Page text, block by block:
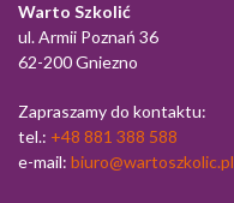
Warto Szkolić
ul. Armii Poznań 36
62-200 Gniezno
Zapraszamy do kontaktu:
tel.: +48 881 388 588
e-mail: biuro@wartoszkolic.pl